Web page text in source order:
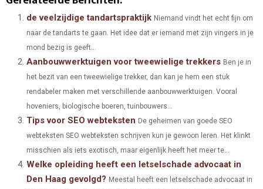
R
O
T
W
T
E
R
)
R
O
C
E
B
O
K
A
R
O
N
T
R
S
T
R
O
K
D
N
R
I
de veelzijdige tandartspraktijk Niemand vindt het echt fijn om
naar de tandarts te gaan. Het idee dat er iemand met zijn vingers in je
mond bezig is geeft...
Aanbouwwerktuigen voor tweewielige trekkers Ben je in
het bezit van een tweewielige trekker, dan kan je hem een stuk
rendabeler maken met verschillende aanbouwwerktuigen. Vooral
hoveniers, biologische boeren, tuinbouwers...
Tips voor SEO webteksten De geheimen van goede SEO
webteksten SEO webteksten schrijven kun je gewoon leren. Het klinkt
misschien als iets exotisch, maar eigenlijk heeft het meer te...
Welke opleiding heeft een letselschade advocaat in
Den Haag gevolgd? Meestal heeft een letselschade advocaat in